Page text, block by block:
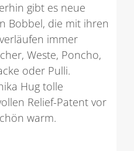
gibt es neue
Bobbel, die mit ihren
immer
Weste, Poncho,
oder Pulli.
Hug tolle
Relief-Patent vor
warm.